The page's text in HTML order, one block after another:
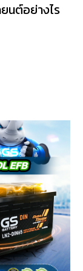
นต์อย่างไร